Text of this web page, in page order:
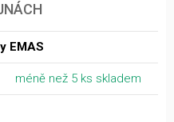
EMAS
méně než 5 ks skladem